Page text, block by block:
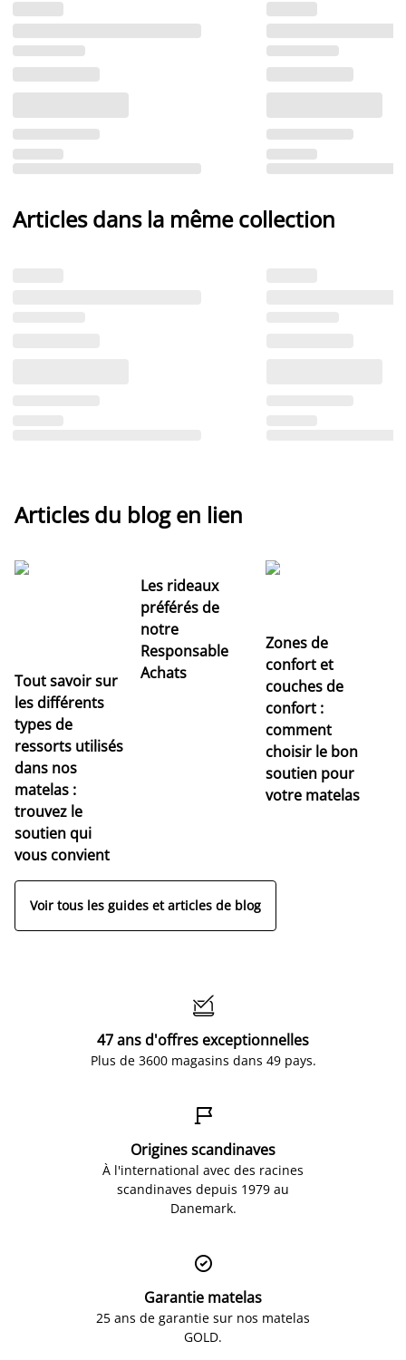
Articles dans la même collection
Articles du blog en lien
Tout savoir sur
les différents
types de
ressorts utilisés
dans nos
matelas :
trouvez le
soutien qui
vous convient
Les rideaux
préférés de
notre
Responsable
Achats
Zones de
confort et
couches de
confort :
comment
choisir le bon
soutien pour
votre matelas
Voir tous les guides et articles de blog

47 ans d'offres exceptionnelles
Plus de 3600 magasins dans 49 pays.

Origines scandinaves
À l'international avec des racines
scandinaves depuis 1979 au
Danemark.

Garantie matelas
25 ans de garantie sur nos matelas
GOLD.